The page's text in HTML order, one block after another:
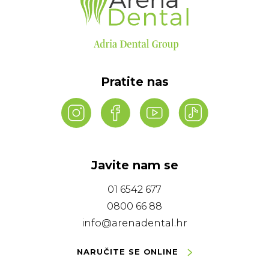
Javite nam se
01 6542 677
0800 66 88
info@arenadental.hr
NARUČITE SE ONLINE
Pratite nas